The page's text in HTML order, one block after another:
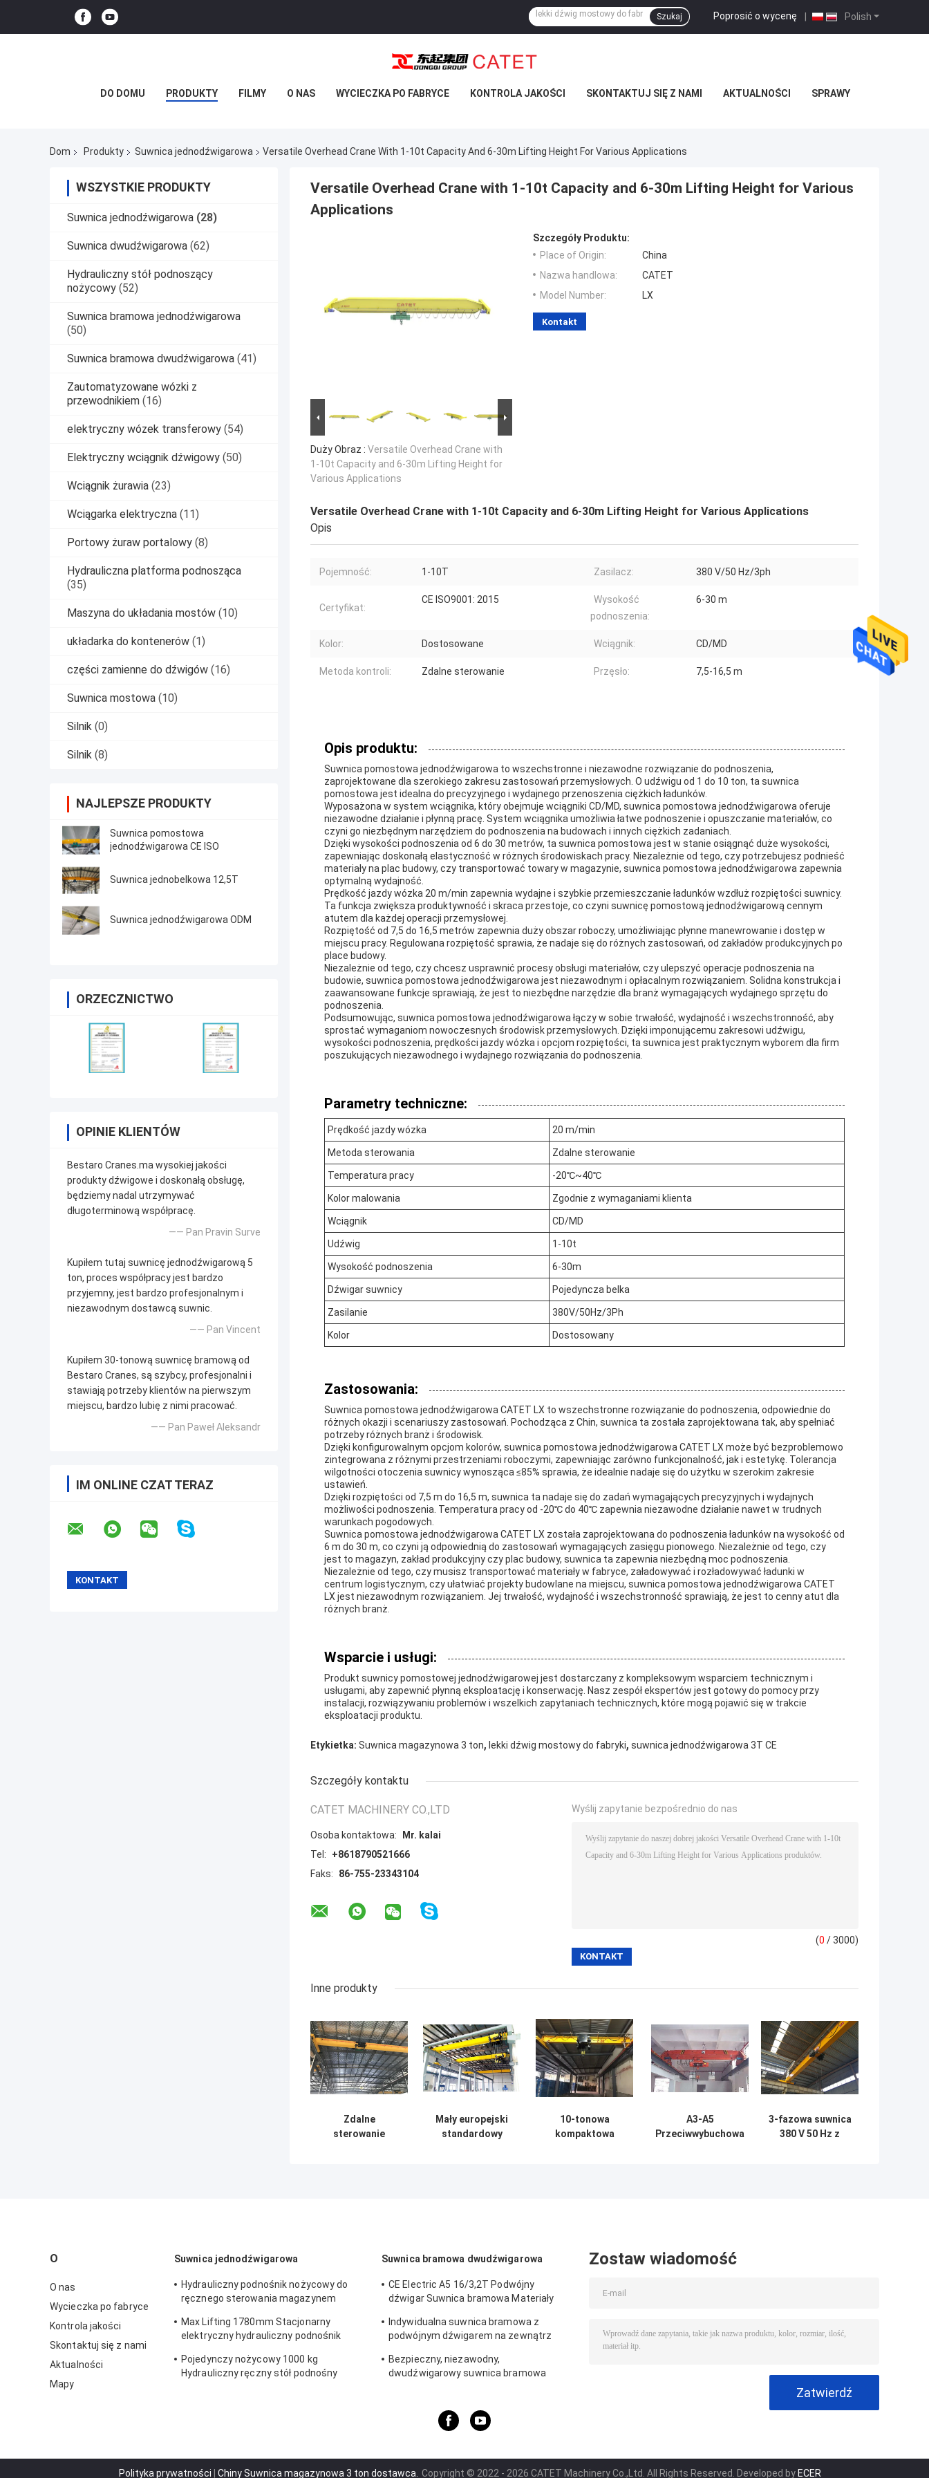
Polish
Poprosić o wycenę |
Szukaj
DO DOMU PRODUKTY FILMY O NAS WYCIECZKA PO FABRYCE KONTROLA JAKOŚCI SKONTAKTUJ SIĘ Z NAMI AKTUALNOŚCI SPRAWY
Dom Produkty Suwnica jednodźwigarowa Versatile Overhead Crane With 1-10t Capacity And 6-30m Lifting Height For Various Applications
WSZYSTKIE PRODUKTY
Suwnica jednodźwigarowa (28)
Suwnica dwudźwigarowa (62)
Hydrauliczny stół podnoszący
nożycowy (52)
Suwnica bramowa jednodźwigarowa
(50)
Suwnica bramowa dwudźwigarowa (41)
Zautomatyzowane wózki z
przewodnikiem (16)
elektryczny wózek transferowy (54)
Elektryczny wciągnik dźwigowy (50)
Wciągnik żurawia (23)
Wciągarka elektryczna (11)
Portowy żuraw portalowy (8)
Hydrauliczna platforma podnosząca
(35)
Maszyna do układania mostów (10)
układarka do kontenerów (1)
części zamienne do dźwigów (16)
Suwnica mostowa (10)
Silnik (0)
Silnik (8)
NAJLEPSZE PRODUKTY
Suwnica pomostowa
jednodźwigarowa CE ISO
Suwnica jednobelkowa 12,5T
Suwnica jednodźwigarowa ODM
ORZECZNICTWO
OPINIE KLIENTÓW
Bestaro Cranes.ma wysokiej jakości
produkty dźwigowe i doskonałą obsługę,
będziemy nadal utrzymywać
długoterminową współpracę.
—— Pan Pravin Surve
Kupiłem tutaj suwnicę jednodźwigarową 5
ton, proces współpracy jest bardzo
przyjemny, jest bardzo profesjonalnym i
niezawodnym dostawcą suwnic.
—— Pan Vincent
Kupiłem 30-tonową suwnicę bramową od
Bestaro Cranes, są szybcy, profesjonalni i
stawiają potrzeby klientów na pierwszym
miejscu, bardzo lubię z nimi pracować.
—— Pan Paweł Aleksandr
IM ONLINE CZAT TERAZ
Versatile Overhead Crane with 1-10t Capacity and 6-30m Lifting Height for Various
Applications
Duży Obraz : Versatile Overhead Crane with
1-10t Capacity and 6-30m Lifting Height for
Various Applications
Szczegóły Produktu:
Place of Origin:
China
Nazwa handlowa:
CATET
Model Number:
LX
Kontakt
Versatile Overhead Crane with 1-10t Capacity and 6-30m Lifting Height for Various Applications
Opis
Pojemność: 1-10T Zasilacz: 380 V/50 Hz/3ph
Certyfikat:
CE ISO9001: 2015
Wysokość
podnoszenia:
6-30 m
Kolor: Dostosowane Wciągnik: CD/MD
Metoda kontroli: Zdalne sterowanie Przęsło: 7,5-16,5 m
Opis produktu:
Suwnica pomostowa jednodźwigarowa to wszechstronne i niezawodne rozwiązanie do podnoszenia,
zaprojektowane dla szerokiego zakresu zastosowań przemysłowych. O udźwigu od 1 do 10 ton, ta suwnica
pomostowa jest idealna do precyzyjnego i wydajnego przenoszenia ciężkich ładunków.
Wyposażona w system wciągnika, który obejmuje wciągniki CD/MD, suwnica pomostowa jednodźwigarowa oferuje
niezawodne działanie i płynną pracę. System wciągnika umożliwia łatwe podnoszenie i opuszczanie materiałów, co
czyni go niezbędnym narzędziem do podnoszenia na budowach i innych ciężkich zadaniach.
Dzięki wysokości podnoszenia od 6 do 30 metrów, ta suwnica pomostowa jest w stanie osiągnąć duże wysokości,
zapewniając doskonałą elastyczność w różnych środowiskach pracy. Niezależnie od tego, czy potrzebujesz podnieść
materiały na plac budowy, czy transportować towary w magazynie, suwnica pomostowa jednodźwigarowa zapewnia
optymalną wydajność.
Prędkość jazdy wózka 20 m/min zapewnia wydajne i szybkie przemieszczanie ładunków wzdłuż rozpiętości suwnicy.
Ta funkcja zwiększa produktywność i skraca przestoje, co czyni suwnicę pomostową jednodźwigarową cennym
atutem dla każdej operacji przemysłowej.
Rozpiętość od 7,5 do 16,5 metrów zapewnia duży obszar roboczy, umożliwiając płynne manewrowanie i dostęp w
miejscu pracy. Regulowana rozpiętość sprawia, że ​​nadaje się do różnych zastosowań, od zakładów produkcyjnych po
place budowy.
Niezależnie od tego, czy chcesz usprawnić procesy obsługi materiałów, czy ulepszyć operacje podnoszenia na
budowie, suwnica pomostowa jednodźwigarowa jest niezawodnym i opłacalnym rozwiązaniem. Solidna konstrukcja i
zaawansowane funkcje sprawiają, że jest to niezbędne narzędzie dla branż wymagających wydajnego sprzętu do
podnoszenia.
Podsumowując, suwnica pomostowa jednodźwigarowa łączy w sobie trwałość, wydajność i wszechstronność, aby
sprostać wymaganiom nowoczesnych środowisk przemysłowych. Dzięki imponującemu zakresowi udźwigu,
wysokości podnoszenia, prędkości jazdy wózka i opcjom rozpiętości, ta suwnica jest praktycznym wyborem dla firm
poszukujących niezawodnego i wydajnego rozwiązania do podnoszenia.
Parametry techniczne:
Prędkość jazdy wózka 20 m/min
Metoda sterowania Zdalne sterowanie
Temperatura pracy -20℃~40℃
Kolor malowania Zgodnie z wymaganiami klienta
Wciągnik CD/MD
Udźwig 1-10t
Wysokość podnoszenia 6-30m
Dźwigar suwnicy Pojedyncza belka
Zasilanie 380V/50Hz/3Ph
Kolor Dostosowany
Zastosowania:
Suwnica pomostowa jednodźwigarowa CATET LX to wszechstronne rozwiązanie do podnoszenia, odpowiednie do
różnych okazji i scenariuszy zastosowań. Pochodząca z Chin, suwnica ta została zaprojektowana tak, aby spełniać
potrzeby różnych branż i środowisk.
Dzięki konfigurowalnym opcjom kolorów, suwnica pomostowa jednodźwigarowa CATET LX może być bezproblemowo
zintegrowana z różnymi przestrzeniami roboczymi, zapewniając zarówno funkcjonalność, jak i estetykę. Tolerancja
wilgotności otoczenia suwnicy wynosząca ≤85% sprawia, że ​​idealnie nadaje się do użytku w szerokim zakresie
ustawień.
Dzięki rozpiętości od 7,5 m do 16,5 m, suwnica ta nadaje się do zadań wymagających precyzyjnych i wydajnych
możliwości podnoszenia. Temperatura pracy od -20℃ do 40℃ zapewnia niezawodne działanie nawet w trudnych
warunkach pogodowych.
Suwnica pomostowa jednodźwigarowa CATET LX została zaprojektowana do podnoszenia ładunków na wysokość od
6 m do 30 m, co czyni ją odpowiednią do zastosowań wymagających zasięgu pionowego. Niezależnie od tego, czy
jest to magazyn, zakład produkcyjny czy plac budowy, suwnica ta zapewnia niezbędną moc podnoszenia.
Niezależnie od tego, czy musisz transportować materiały w fabryce, załadowywać i rozładowywać ładunki w
centrum logistycznym, czy ułatwiać projekty budowlane na miejscu, suwnica pomostowa jednodźwigarowa CATET
LX jest niezawodnym rozwiązaniem. Jej trwałość, wydajność i wszechstronność sprawiają, że jest to cenny atut dla
różnych branż.
Wsparcie i usługi:
Produkt suwnicy pomostowej jednodźwigarowej jest dostarczany z kompleksowym wsparciem technicznym i
usługami, aby zapewnić płynną eksploatację i konserwację. Nasz zespół ekspertów jest gotowy do pomocy przy
instalacji, rozwiązywaniu problemów i wszelkich zapytaniach technicznych, które mogą pojawić się w trakcie
eksploatacji produktu.
Etykietka: Suwnica magazynowa 3 ton, lekki dźwig mostowy do fabryki, suwnica jednodźwigarowa 3T CE
Szczegóły kontaktu
CATET MACHINERY CO.,LTD
Osoba kontaktowa:
Mr. kalai
Tel:
+8618790521666
Faks:
86-755-23343104
Wyślij zapytanie bezpośrednio do nas
(0 / 3000)
Inne produkty
Zdalne
sterowanie
Mały europejski
standardowy
10-tonowa
kompaktowa
A3-A5
Przeciwwybuchowa
3-fazowa suwnica
380 V 50 Hz z
O
O nas
Wycieczka po fabryce
Kontrola jakości
Skontaktuj się z nami
Aktualności
Mapy
Suwnica jednodźwigarowa
Hydrauliczny podnośnik nożycowy do
ręcznego sterowania magazynem
Max Lifting 1780mm Stacjonarny
elektryczny hydrauliczny podnośnik
Pojedynczy nożycowy 1000 kg
Hydrauliczny ręczny stół podnośny
Suwnica bramowa dwudźwigarowa
CE Electric A5 16/3,2T Podwójny
dźwigar Suwnica bramowa Materiały
Indywidualna suwnica bramowa z
podwójnym dźwigarem na zewnątrz
Bezpieczny, niezawodny,
dwudźwigarowy suwnica bramowa
Zostaw wiadomość
Polityka prywatności Chiny Suwnica magazynowa 3 ton dostawca. Copyright © 2022 - 2026 CATET Machinery Co.,Ltd. All Rights Reserved. Developed by ECER